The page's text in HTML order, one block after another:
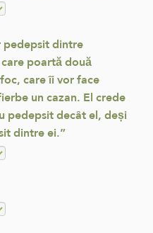
pedepsit dintre
poartă două
care îi vor face
un cazan. El crede
pedepsit decât el, deși
dintre ei.”